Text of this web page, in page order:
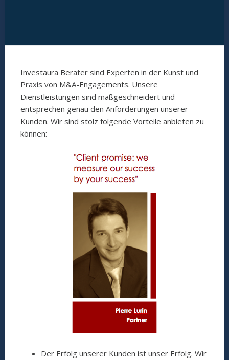
Investaura Berater sind Experten in der Kunst und
Praxis von M&A-Engagements. Unsere
Dienstleistungen sind maßgeschneidert und
entsprechen genau den Anforderungen unserer
Kunden. Wir sind stolz folgende Vorteile anbieten zu
können:
Der Erfolg unserer Kunden ist unser Erfolg. Wir